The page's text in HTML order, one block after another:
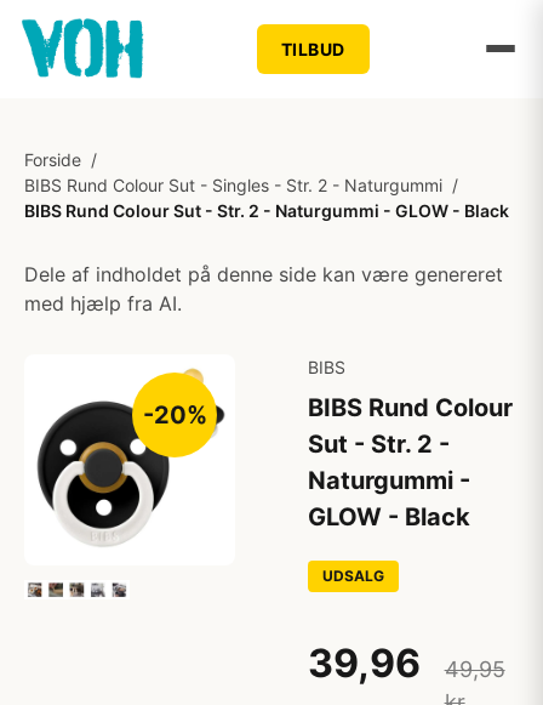
TILBUD
Forside /
BIBS Rund Colour Sut - Singles - Str. 2 - Naturgummi /
BIBS Rund Colour Sut - Str. 2 - Naturgummi - GLOW - Black
Dele af indholdet på denne side kan være genereret
med hjælp fra AI.
-20%
BIBS
BIBS Rund Colour
Sut - Str. 2 -
Naturgummi -
GLOW - Black
UDSALG
39,96
49,95